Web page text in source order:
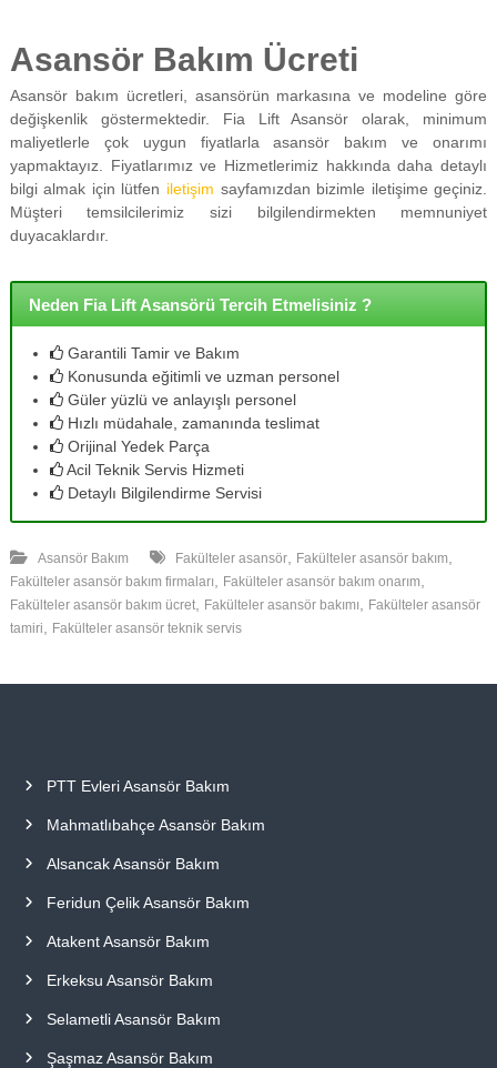
Asansör Bakım Ücreti
Asansör bakım ücretleri, asansörün markasına ve modeline göre
değişkenlik göstermektedir. Fia Lift Asansör olarak, minimum
maliyetlerle çok uygun fiyatlarla asansör bakım ve onarımı
yapmaktayız. Fiyatlarımız ve Hizmetlerimiz hakkında daha detaylı
bilgi almak için lütfen iletişim sayfamızdan bizimle iletişime geçiniz.
Müşteri temsilcilerimiz sizi bilgilendirmekten memnuniyet
duyacaklardır.
Neden Fia Lift Asansörü Tercih Etmelisiniz ?
Garantili Tamir ve Bakım
Konusunda eğitimli ve uzman personel
Güler yüzlü ve anlayışlı personel
Hızlı müdahale, zamanında teslimat
Orijinal Yedek Parça
Acil Teknik Servis Hizmeti
Detaylı Bilgilendirme Servisi
Asansör Bakım Fakülteler asansör, Fakülteler asansör bakım
Fakülteler asansör bakım firmaları Fakülteler asansör bakım onarım
Fakülteler asansör bakım ücret, Fakülteler asansör bakımı
Fakülteler asansör
tamiri
Fakülteler asansör teknik servis
PTT Evleri Asansör Bakım
Mahmatlıbahçe Asansör Bakım
Alsancak Asansör Bakım
Feridun Çelik Asansör Bakım
Atakent Asansör Bakım
Erkeksu Asansör Bakım
Selametli Asansör Bakım
Şaşmaz Asansör Bakım